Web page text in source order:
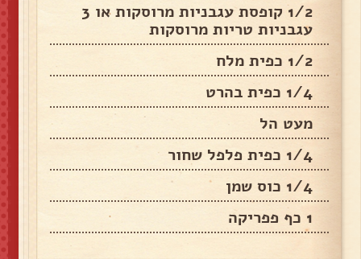
1/2 קופסת עגבניות מרוסקות או 3
עגבניות טריות מרוסקות
1/2 כפית מלח
1/4 כפית בהרט
מעט הל
1/4 כפית פלפל שחור
1/4 כוס שמן
1 כף פפריקה